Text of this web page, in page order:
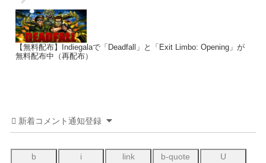
【無料配布】Indiegalaで「Deadfall」と「Exit Limbo: Opening」が
無料配布中（再配布）
新着コメント通知登録